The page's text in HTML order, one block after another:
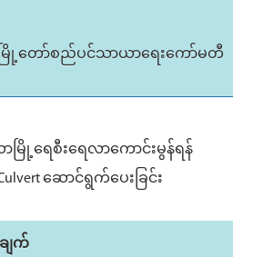
ြို့တော်စည်ပင်သာယာရေးကော်မတီ
မြို့ရေစီးရေလာကောင်းမွန်ရန်
ဆောင်ရွက်ပေးခြင်း
ျက်